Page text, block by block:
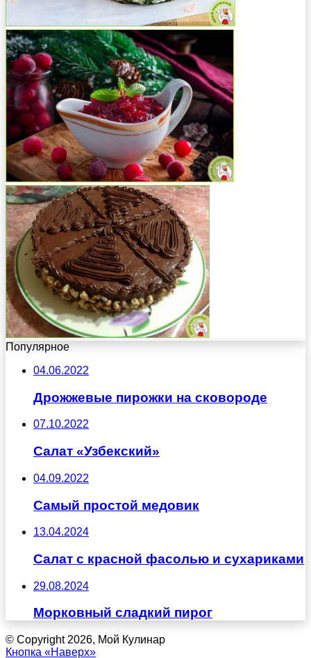
Популярное
04.06.2022
Дрожжевые пирожки на сковороде
07.10.2022
Салат «Узбекский»
04.09.2022
Самый простой медовик
13.04.2024
Салат с красной фасолью и сухариками
29.08.2024
Морковный сладкий пирог
© Copyright 2026, Мой Кулинар
Кнопка «Наверх»